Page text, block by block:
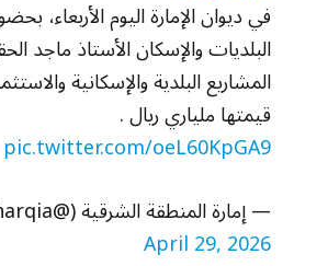
في ديوان الإمارة اليوم الأربعاء،
البلديات والإسكان الأستاذ ماجد
المشاريع البلدية والإسكانية
قيمتها ملياري ريال .
pic.twitter.com/oeL60KpGA9
— إمارة المنطقة الشرقية (@emara_sharqia)
April 29, 2026